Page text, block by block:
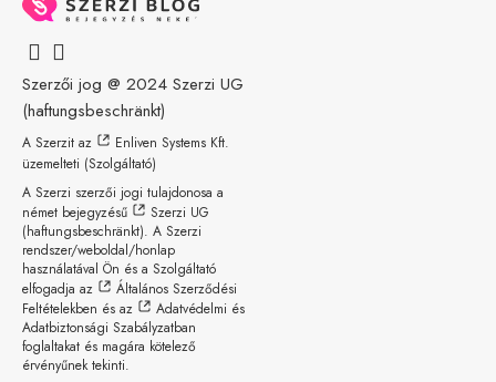
Szerzői jog @ 2024 Szerzi UG
(haftungsbeschränkt)
A Szerzit az
Enliven Systems Kft.
üzemelteti (Szolgáltató)
A Szerzi szerzői jogi tulajdonosa a
német bejegyzésű
Szerzi UG
(haftungsbeschränkt). A Szerzi
rendszer/weboldal/honlap
használatával Ön és a Szolgáltató
elfogadja az
Általános Szerződési
Feltételekben és az
Adatvédelmi és
Adatbiztonsági Szabályzatban
foglaltakat és magára kötelező
érvényűnek tekinti.